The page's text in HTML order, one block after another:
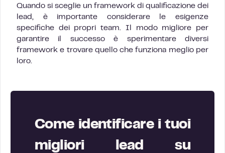
Quando si sceglie un framework di qualificazione dei
lead, è importante considerare le esigenze
specifiche dei propri team. Il modo migliore per
garantire il successo è sperimentare diversi
framework e trovare quello che funziona meglio per
loro.
Come identificare i tuoi
migliori lead su